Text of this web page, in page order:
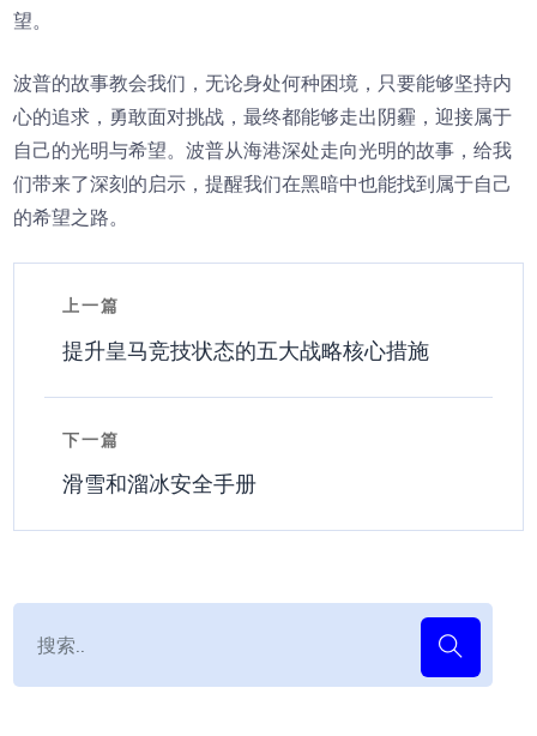
望。
波普的故事教会我们，无论身处何种困境，只要能够坚持内
心的追求，勇敢面对挑战，最终都能够走出阴霾，迎接属于
自己的光明与希望。波普从海港深处走向光明的故事，给我
们带来了深刻的启示，提醒我们在黑暗中也能找到属于自己
的希望之路。
上一篇
提升皇马竞技状态的五大战略核心措施
下一篇
滑雪和溜冰安全手册